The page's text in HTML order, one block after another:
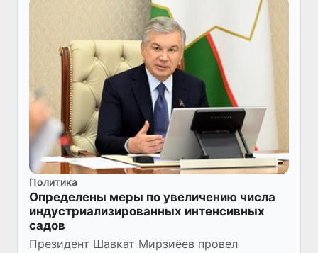
Политика
Определены меры по увеличению числа
индустриализированных интенсивных
садов
Президент Шавкат Мирзиёев провел